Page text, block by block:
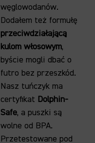
węglowodanów.
Dodałem też formułę
przeciwdziałającą
kulom włosowym,
byście mogli dbać o
futro bez przeszkód.
Nasz tuńczyk ma
certyfikat Dolphin-
Safe, a puszki są
wolne od BPA.
Przetestowane pod